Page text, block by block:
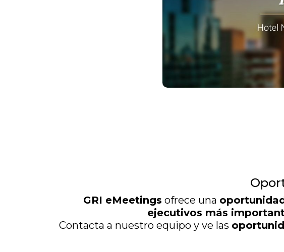
GRI eMeetings ofrece una
ejecutivos más
Contacta a nuestro equipo y ve las